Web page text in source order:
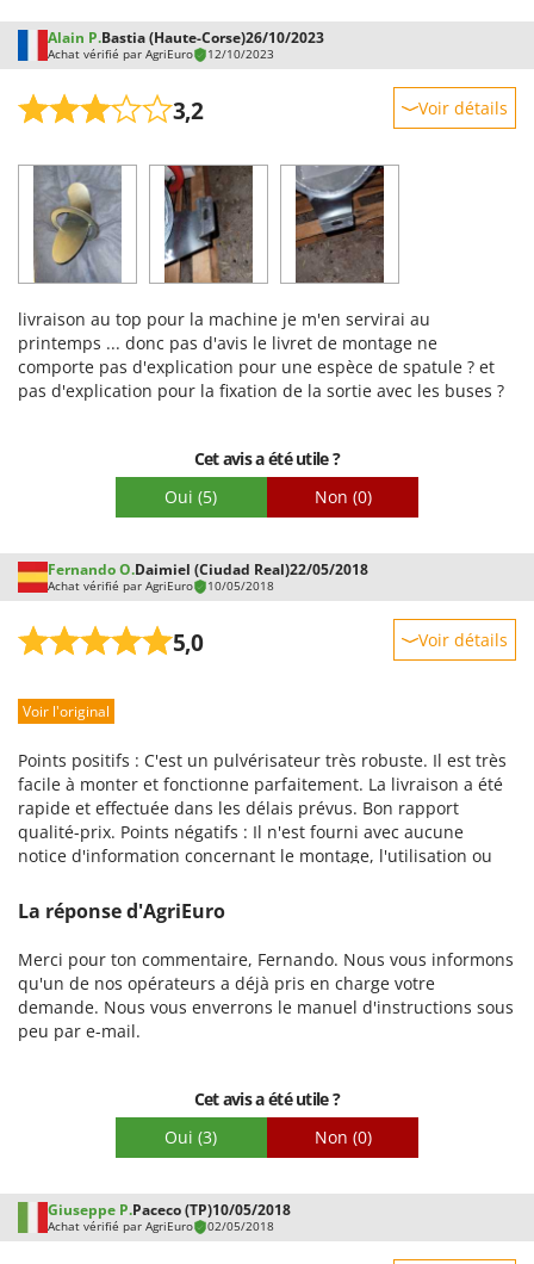
Shark
Simatech
Skil
Smartwood
Smeg
Solidur
Spice Electronics
Spiralmac
Stanley
Stiga
Stocker
Sunseeker
TecnoGen
Tellarini Pompe
Telwin
Tenco
Tineco
Titania
Tre Spade
Trev - Abrek - TecnoVIR
Unger
V
Alain P.Bastia (Haute-Corse)26/10/2023
Achat vérifié par AgriEuro 12/10/2023
3,2 Voir détails
Prestations
Facilité d'utilisation
Qualité / Prix
Facilité de montage
Emballage
livraison au top pour la machine je m'en servirai au
printemps ... donc pas d'avis le livret de montage ne
comporte pas d'explication pour une espèce de spatule ? et
pas d'explication pour la fixation de la sortie avec les buses ?
Cet avis a été utile ?
Oui (5) Non (0)
Fernando O.Daimiel (Ciudad Real)22/05/2018
Achat vérifié par AgriEuro 10/05/2018
5,0 Voir détails
Prestations
Qualité / Prix
Facilité de montage
Emballage
Voir l'original
Points positifs : C'est un pulvérisateur très robuste. Il est très
facile à monter et fonctionne parfaitement. La livraison a été
rapide et effectuée dans les délais prévus. Bon rapport
qualité-prix. Points négatifs : Il n'est fourni avec aucune
notice d'information concernant le montage, l'utilisation ou
web.
La réponse d'AgriEuro
Merci pour ton commentaire, Fernando. Nous vous informons
qu'un de nos opérateurs a déjà pris en charge votre
demande. Nous vous enverrons le manuel d'instructions sous
peu par e-mail.
Cet avis a été utile ?
Oui (3) Non (0)
Giuseppe P.Paceco (TP)10/05/2018
Achat vérifié par AgriEuro 02/05/2018